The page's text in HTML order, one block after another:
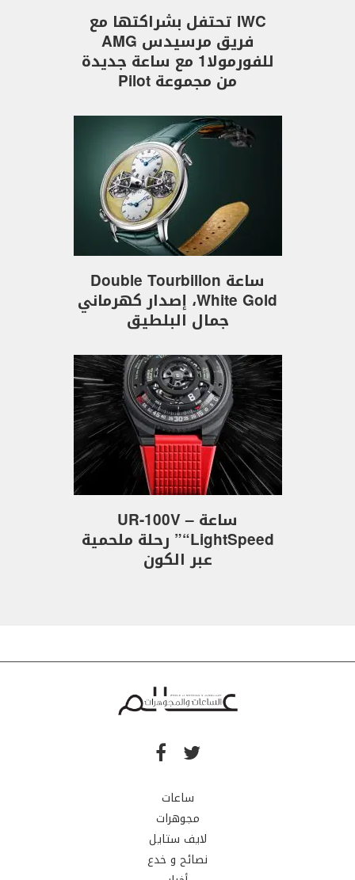
IWC تحتفل بشراكتها مع
فريق مرسيدس AMG
للفورمولا1 مع ساعة جديدة
من مجموعة Pilot
ساعة Double Tourbillon
White Gold، إصدار كهرماني
جمال البلطيق
ساعة UR-100V –
“LightSpeed” رحلة ملحمية
عبر الكون
ساعات
مجوهرات
لايف ستايل
نصائح و خدع